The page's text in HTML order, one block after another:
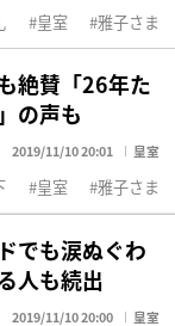
皇室 雅子さま
絶賛「26年た
の声も
2019/11/10 20:01 皇室
皇室 雅子さま
でも涙ぬぐわ
人も続出
2019/11/10 20:00 皇室